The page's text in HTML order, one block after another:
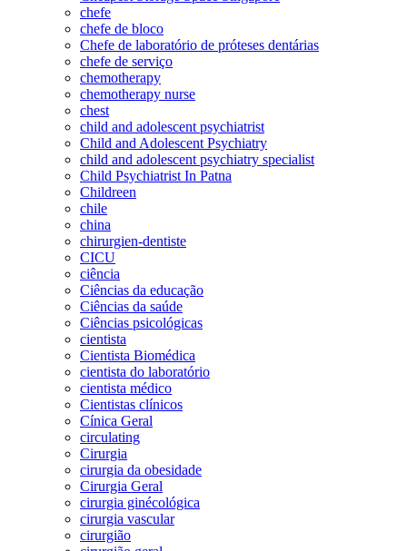
chefe
chefe de bloco
Chefe de laboratório de próteses dentárias
chefe de serviço
chemotherapy
chemotherapy nurse
chest
child and adolescent psychiatrist
Child and Adolescent Psychiatry
child and adolescent psychiatry specialist
Child Psychiatrist In Patna
Childreen
chile
china
chirurgien-dentiste
CICU
ciência
Ciências da educação
Ciências da saúde
Ciências psicológicas
cientista
Cientista Biomédica
cientista do laboratório
cientista médico
Cientistas clínicos
Cínica Geral
circulating
Cirurgia
cirurgia da obesidade
Cirurgia Geral
cirurgia ginécológica
cirurgia vascular
cirurgião